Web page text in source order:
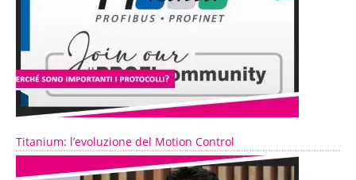
Titanium: l’evoluzione del Motion Control